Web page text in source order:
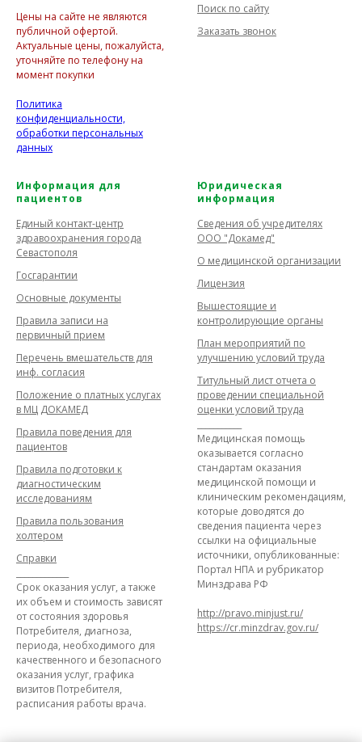
Цены на сайте не являются
публичной офертой.
Актуальные цены, пожалуйста,
уточняйте по телефону на
момент покупки
Политика
конфиденциальности,
обработки персональных
данных
Поиск по сайту
Заказать звонок
Информация для
пациентов
Единый контакт-центр
здравоохранения города
Севастополя
Госгарантии
Основные документы
Правила записи на
первичный прием
Перечень вмешательств для
инф. согласия
Положение о платных услугах
в МЦ ДОКАМЕД
Правила поведения для
пациентов
Правила подготовки к
диагностическим
исследованиям
Правила пользования
холтером
Справки
Срок оказания услуг, а также
их объем и стоимость зависят
от состояния здоровья
Потребителя, диагноза,
периода, необходимого для
качественного и безопасного
оказания услуг, графика
визитов Потребителя,
расписания работы врача.
Юридическая
информация
Сведения об учредителях
ООО "Докамед"
О медицинской организации
Лицензия
Вышестоящие и
контролирующие органы
План мероприятий по
улучшению условий труда
Титульный лист отчета о
проведении специальной
оценки условий труда
Медицинская помощь
оказывается согласно
стандартам оказания
медицинской помощи и
клиническим рекомендациям,
которые доводятся до
сведения пациента через
ссылки на официальные
источники, опубликованные:
Портал НПА и рубрикатор
Минздрава РФ
http://pravo.minjust.ru/
https://cr.minzdrav.gov.ru/